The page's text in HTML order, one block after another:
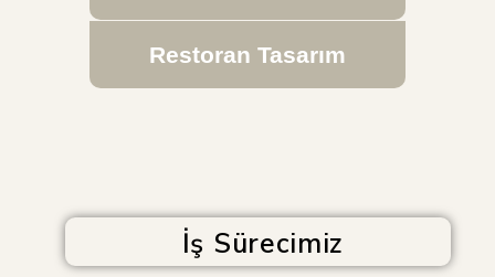
Restoran Tasarım
İş Sürecimiz